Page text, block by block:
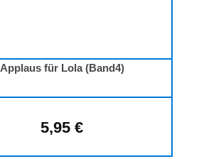
Applaus für Lola (Band4)
Regulärer Preis:
5,95 €